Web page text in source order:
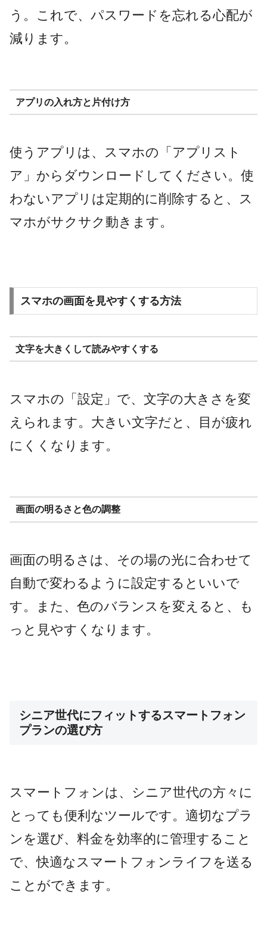
う。これで、パスワードを忘れる心配が
減ります。
アプリの入れ方と片付け方
使うアプリは、スマホの「アプリスト
ア」からダウンロードしてください。使
わないアプリは定期的に削除すると、ス
マホがサクサク動きます。
スマホの画面を見やすくする方法
文字を大きくして読みやすくする
スマホの「設定」で、文字の大きさを変
えられます。大きい文字だと、目が疲れ
にくくなります。
画面の明るさと色の調整
画面の明るさは、その場の光に合わせて
自動で変わるように設定するといいで
す。また、色のバランスを変えると、も
っと見やすくなります。
シニア世代にフィットするスマートフォン
プランの選び方
スマートフォンは、シニア世代の方々に
とっても便利なツールです。適切なプラ
ンを選び、料金を効率的に管理すること
で、快適なスマートフォンライフを送る
ことができます。